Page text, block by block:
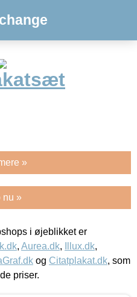
»
nu »
i øjeblikket er
, Aurea.dk, Illux.dk,
og Citatplakat.dk, som
priser.